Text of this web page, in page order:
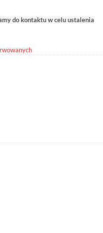
do kontaktu w celu ustalenia